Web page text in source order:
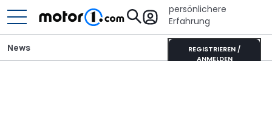
persönlichere
Erfahrung
REGISTRIEREN /
ANMELDEN
News